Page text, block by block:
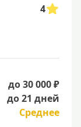
4
до 30 000 ₽
до 21 дней
Среднее